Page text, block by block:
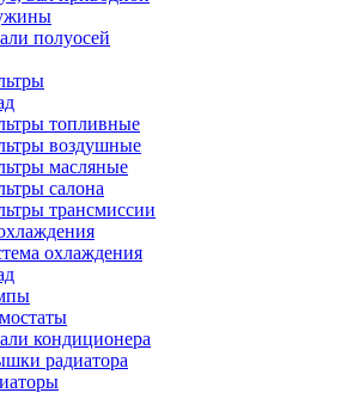
полуосей
топливные
воздушные
масляные
салона
трансмиссии
охлаждения
кондиционера
радиатора